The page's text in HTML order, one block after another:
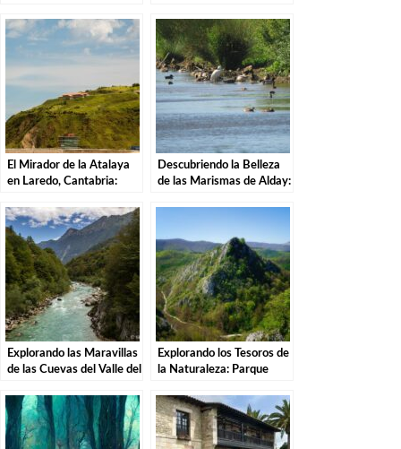
Cantabria.
El Mirador de la Atalaya
en Laredo, Cantabria:
la Costa Cántabra
Descubriendo la Belleza
de las Marismas de Alday:
Explorando las Maravillas
de las Cuevas del Valle del
Victoria
Explorando los Tesoros de
la Naturaleza: Parque
Nansa en Tudanca.